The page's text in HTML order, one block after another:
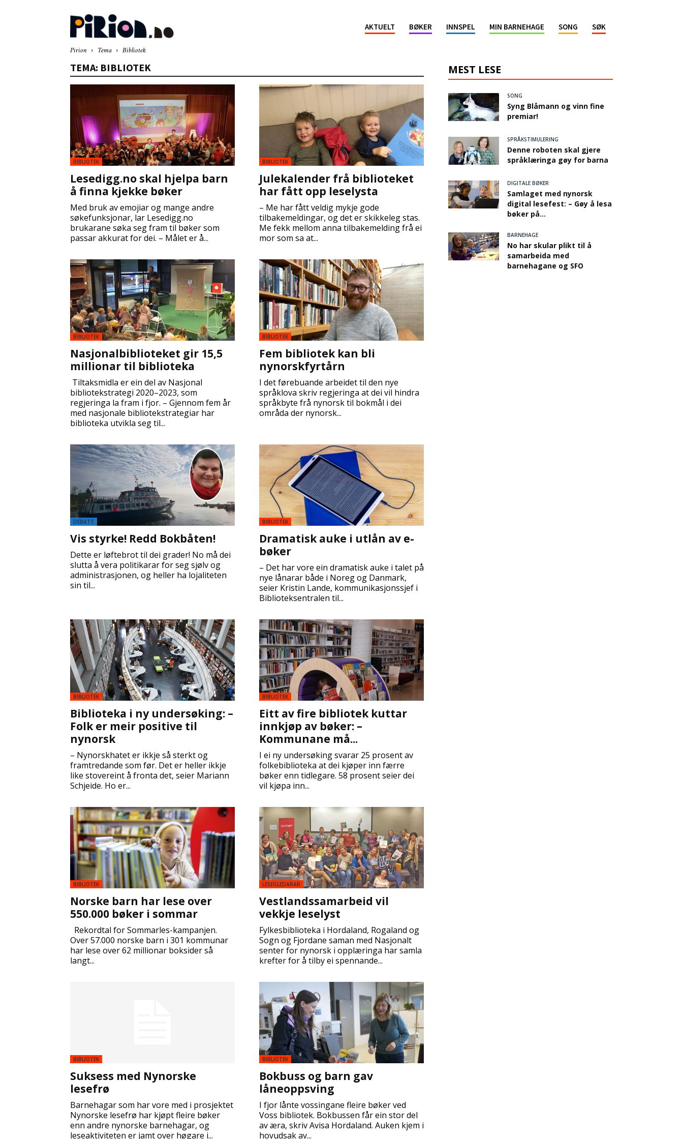
AKTUELT BØKER INNSPEL MIN BARNEHAGE SONG SØK
Pirion Tema
Bibliotek
TEMA: BIBLIOTEK
BIBLIOTEK
Lesedigg.no skal hjelpa barn
å finna kjekke bøker
Med bruk av emojiar og mange andre
søkefunksjonar, lar Lesedigg.no
brukarane søka seg fram til bøker som
passar akkurat for dei. – Målet er å...
BIBLIOTEK
Julekalender frå biblioteket
har fått opp leselysta
– Me har fått veldig mykje gode
tilbakemeldingar, og det er skikkeleg stas.
Me fekk mellom anna tilbakemelding frå ei
mor som sa at...
BIBLIOTEK
Nasjonalbiblioteket gir 15,5
millionar til biblioteka
Tiltaksmidla er ein del av Nasjonal
bibliotekstrategi 2020–2023, som
regjeringa la fram i fjor. – Gjennom fem år
med nasjonale bibliotekstrategiar har
biblioteka utvikla seg til...
BIBLIOTEK
Fem bibliotek kan bli
nynorskfyrtårn
I det førebuande arbeidet til den nye
språklova skriv regjeringa at dei vil hindra
språkbyte frå nynorsk til bokmål i dei
områda der nynorsk...
DEBATT
Vis styrke! Redd Bokbåten!
Dette er løftebrot til dei grader! No må dei
slutta å vera politikarar for seg sjølv og
administrasjonen, og heller ha lojaliteten
sin til...
BIBLIOTEK
Dramatisk auke i utlån av e-
bøker
– Det har vore ein dramatisk auke i talet på
nye lånarar både i Noreg og Danmark,
seier Kristin Lande, kommunikasjonssjef i
Biblioteksentralen til...
BIBLIOTEK
Biblioteka i ny undersøking: –
Folk er meir positive til
nynorsk
– Nynorskhatet er ikkje så sterkt og
framtredande som før. Det er heller ikkje
like stovereint å fronta det, seier Mariann
Schjeide. Ho er...
BIBLIOTEK
Eitt av fire bibliotek kuttar
innkjøp av bøker: –
Kommunane må...
I ei ny undersøking svarar 25 prosent av
folkebiblioteka at dei kjøper inn færre
bøker enn tidlegare. 58 prosent seier dei
vil kjøpa inn...
BIBLIOTEK
Norske barn har lese over
550.000 bøker i sommar
Rekordtal for Sommarles-kampanjen.
Over 57.000 norske barn i 301 kommunar
har lese over 62 millionar boksider så
langt...
LESEGLEDARAR
Vestlandssamarbeid vil
vekkje leselyst
Fylkesbiblioteka i Hordaland, Rogaland og
Sogn og Fjordane saman med Nasjonalt
senter for nynorsk i opplæringa har samla
krefter for å tilby ei spennande...
BIBLIOTEK
Suksess med Nynorske
lesefrø
Barnehagar som har vore med i prosjektet
Nynorske lesefrø har kjøpt fleire bøker
enn andre nynorske barnehagar, og
leseaktiviteten er jamt over høgare i...
BIBLIOTEK
Bokbuss og barn gav
låneoppsving
I fjor lånte vossingane fleire bøker ved
Voss bibliotek. Bokbussen får ein stor del
av æra, skriv Avisa Hordaland. Auken kjem i
hovudsak av...
MEST LESE
SONG
Syng Blåmann og vinn fine
premiar!
SPRÅKSTIMULERING
Denne roboten skal gjere
språklæringa gøy for barna
DIGITALE BØKER
Samlaget med nynorsk
digital lesefest: – Gøy å lesa
bøker på...
BARNEHAGE
No har skular plikt til å
samarbeida med
barnehagane og SFO